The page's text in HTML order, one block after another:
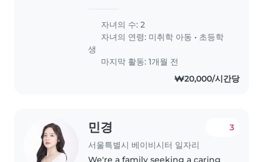
자녀의 수: 2
자녀의 연령: 미취학 아동 • 초등학
생
마지막 활동: 1개월 전
₩20,000/시간당
민경
서울특별시 베이비시터 일자리
3
We're a family seeking a caring